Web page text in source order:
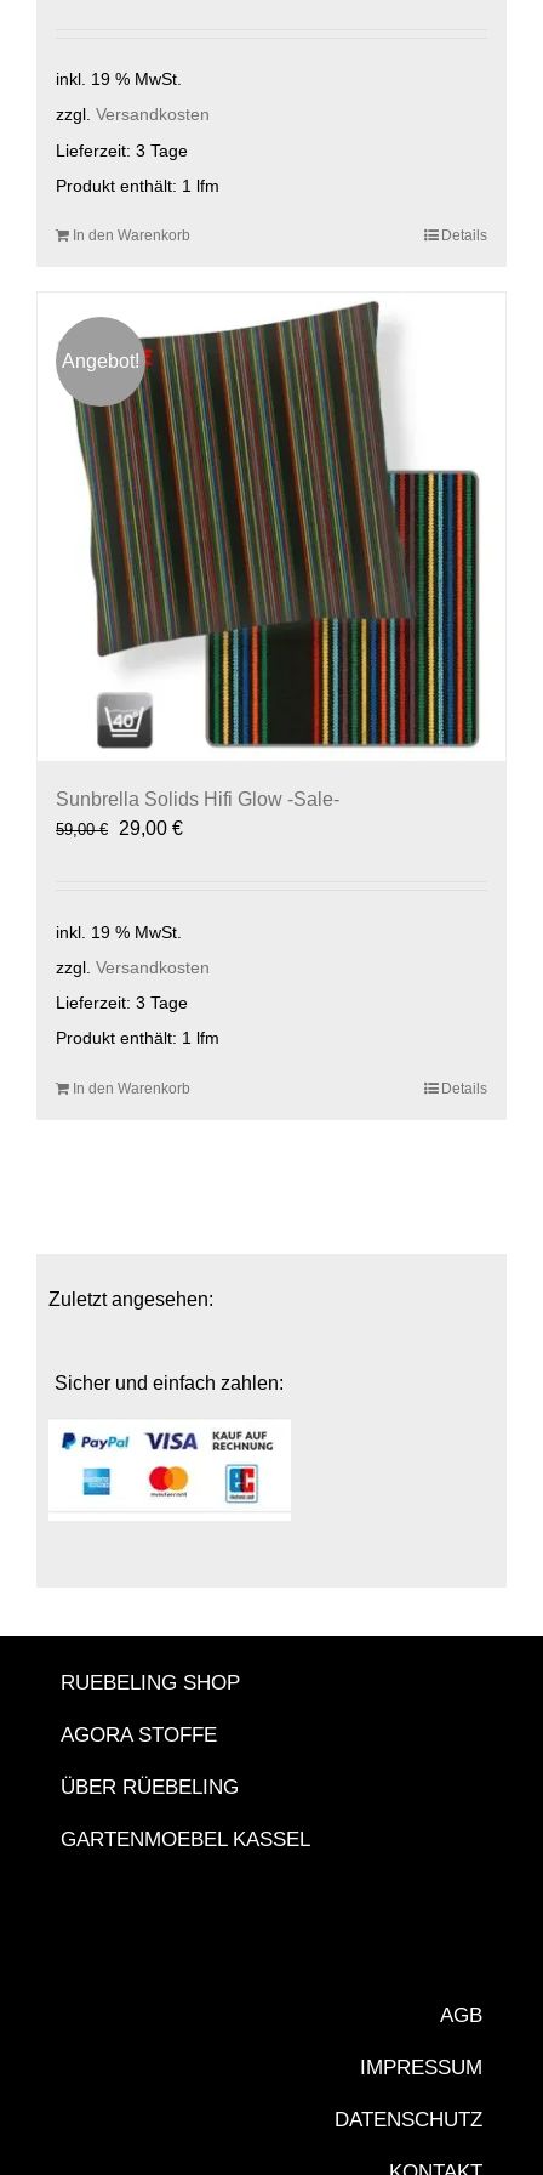
inkl. 19 % MwSt.
zzgl. Versandkosten
Lieferzeit: 3 Tage
Produkt enthält: 1 lfm
In den Warenkorb Details
Angebot!
Sunbrella Solids Hifi Glow -Sale-
59,00€
Ursprünglicher
29,00 €Aktueller
inkl. 19 % MwSt.
zzgl. Versandkosten
Lieferzeit: 3 Tage
Produkt enthält: 1 lfm
In den Warenkorb Details
Zuletzt angesehen:
Sicher und einfach zahlen:
RUEBELING SHOP
AGORA STOFFE
ÜBER RÜEBELING
GARTENMOEBEL KASSEL
AGB
IMPRESSUM
DATENSCHUTZ